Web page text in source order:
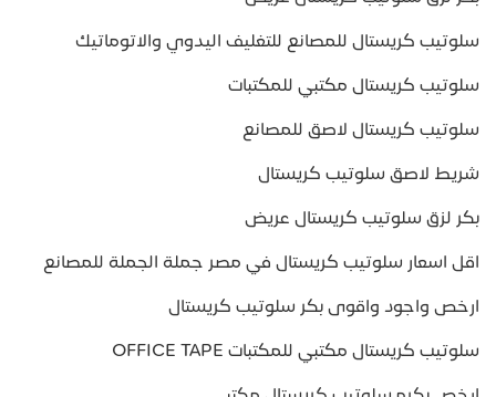
سلوتيب كريستال للمصانع للتغليف اليدوي والاتوماتيك
سلوتيب كريستال مكتبي للمكتبات
سلوتيب كريستال لاصق للمصانع
شريط لاصق سلوتيب كريستال
بكر لزق سلوتيب كريستال عريض
اقل اسعار سلوتيب كريستال في مصر جملة الجملة للمصانع
ارخص واجود واقوى بكر سلوتيب كريستال
سلوتيب كريستال مكتبي للمكتبات OFFICE TAPE